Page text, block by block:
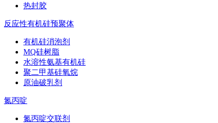
热封胶
反应性有机硅预聚体
有机硅消泡剂
MQ硅树脂
水溶性氨基有机硅
聚二甲基硅氧烷
原油破乳剂
氮丙啶
氮丙啶交联剂